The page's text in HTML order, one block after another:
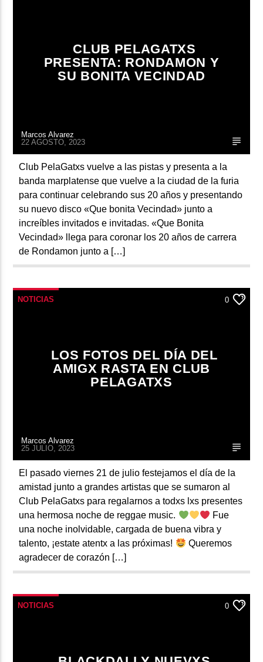
CLUB PELAGATXS
PRESENTA: RONDAMON Y
SU BONITA VECINDAD
Marcos Alvarez
22 AGOSTO, 2023
Club PelaGatxs vuelve a las pistas y presenta a la
banda marplatense que vuelve a la ciudad de la furia
para continuar celebrando sus 20 años y presentando
su nuevo disco «Que bonita Vecindad» junto a
increíbles invitados e invitadas. «Que Bonita
Vecindad» llega para coronar los 20 años de carrera
de Rondamon junto a […]
NOTICIAS 0
LOS FOTOS DEL DÍA DEL
AMIGX RASTA EN CLUB
PELAGATXS
Marcos Alvarez
25 JULIO, 2023
El pasado viernes 21 de julio festejamos el día de la
amistad junto a grandes artistas que se sumaron al
Club PelaGatxs para regalarnos a todxs lxs presentes
una hermosa noche de reggae music.
Fue
una noche inolvidable, cargada de buena vibra y
talento, ¡estate atentx a las próximas!
Queremos
agradecer de corazón […]
NOTICIAS 0